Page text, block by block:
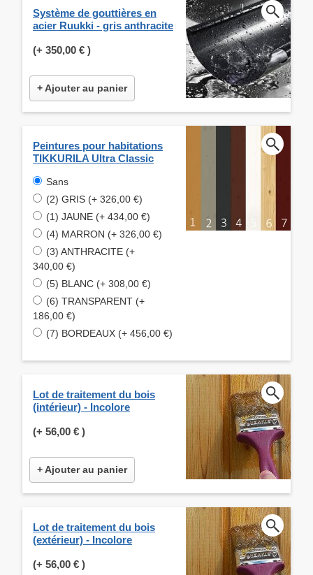
Système de gouttières en
acier Ruukki - gris anthracite
(+ 350,00 € )
+ Ajouter au panier
Peintures pour habitations
TIKKURILA Ultra Classic
Sans
(2) GRIS (+ 326,00 €)
(1) JAUNE (+ 434,00 €)
(4) MARRON (+ 326,00 €)
(3) ANTHRACITE (+
340,00 €)
(5) BLANC (+ 308,00 €)
(6) TRANSPARENT (+
186,00 €)
(7) BORDEAUX (+ 456,00 €)
Lot de traitement du bois
(intérieur) - Incolore
(+ 56,00 € )
+ Ajouter au panier
Lot de traitement du bois
(extérieur) - Incolore
(+ 56,00 € )